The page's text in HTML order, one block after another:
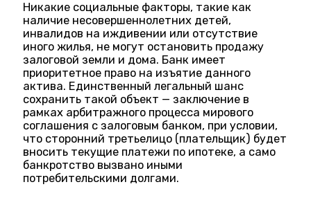
Никакие социальные факторы, такие как
наличие несовершеннолетних детей,
инвалидов на иждивении или отсутствие
иного жилья, не могут остановить продажу
залоговой земли и дома. Банк имеет
приоритетное право на изъятие данного
актива. Единственный легальный шанс
сохранить такой объект — заключение в
рамках арбитражного процесса мирового
соглашения с залоговым банком, при условии,
что сторонний третьелицо (плательщик) будет
вносить текущие платежи по ипотеке, а само
банкротство вызвано иными
потребительскими долгами.